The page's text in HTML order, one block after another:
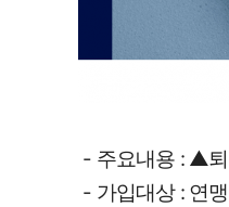
- 주요내용 : ▲
- 가입대상 : 연